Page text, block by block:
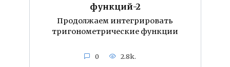
функций-2
Продолжаем интегрировать
тригонометрические функции
0 2.8k.